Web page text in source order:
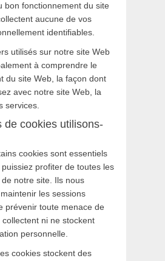
bon fonctionnement du site
aucune de vos
identifiables.
utilisés sur notre site Web
à comprendre le
du site Web, la façon dont
avec notre site Web, la
services.
de cookies utilisons-
cookies sont essentiels
profiter de toutes les
notre site. Ils nous
les sessions
prévenir toute menace de
ni ne stockent
personnelle.
cookies stockent des